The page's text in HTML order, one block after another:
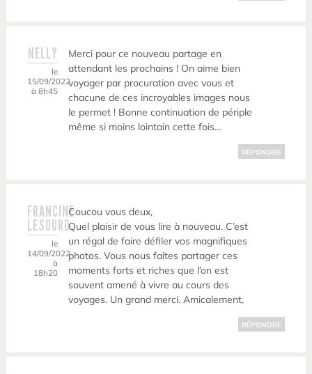
NELLY
le
15/09/2022
à 8h45
Merci pour ce nouveau partage en
attendant les prochains ! On aime bien
voyager par procuration avec vous et
chacune de ces incroyables images nous
le permet ! Bonne continuation de périple
même si moins lointain cette fois…
RÉPONDRE
FRANCINE
LESOURD
le
14/09/2022
à
18h20
Coucou vous deux,
Quel plaisir de vous lire à nouveau. C’est
un régal de faire défiler vos magnifiques
photos. Vous nous faites partager ces
moments forts et riches que l’on est
souvent amené à vivre au cours des
voyages. Un grand merci. Amicalement,
RÉPONDRE